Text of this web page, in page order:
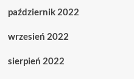
październik 2022
wrzesień 2022
sierpień 2022